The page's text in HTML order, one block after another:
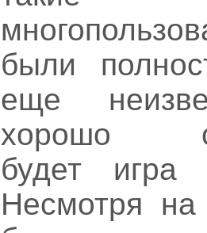
были
еще
хорошо
будет игра
Несмотря